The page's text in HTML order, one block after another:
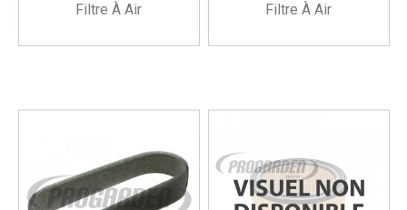
Filtre À Air Filtre À Air